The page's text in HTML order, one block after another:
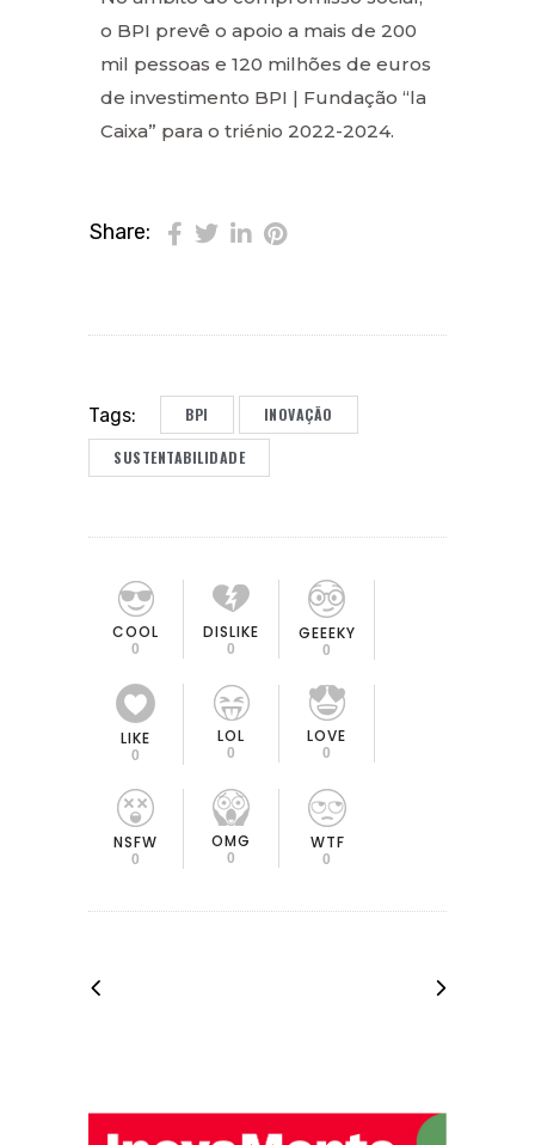
o BPI prevê o apoio a mais de 200
mil pessoas e 120 milhões de euros
de investimento BPI | Fundação “la
Caixa” para o triénio 2022-2024.
Share:
Tags: BPI INOVAÇÃO
SUSTENTABILIDADE
COOL
0
DISLIKE
0
GEEEKY
0
LIKE
0
LOL
0
LOVE
0
NSFW
0
OMG
0
WTF
0